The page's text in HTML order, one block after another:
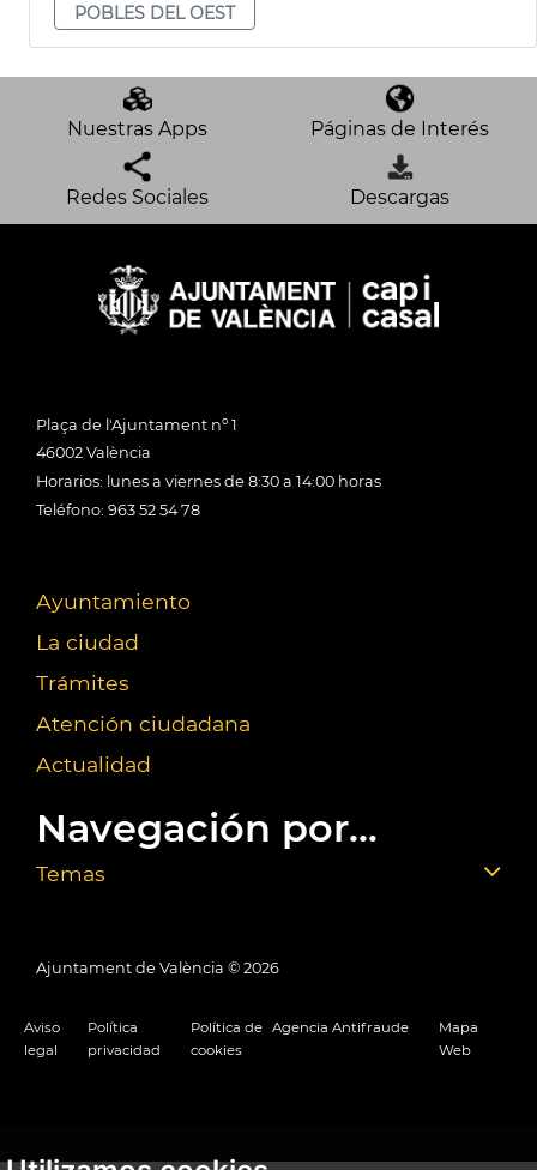
POBLES DEL OEST
Nuestras Apps Páginas de Interés
Redes Sociales Descargas
Plaça de l'Ajuntament nº 1
46002 València
Horarios: lunes a viernes de 8:30 a 14:00 horas
Teléfono: 963 52 54 78
Ayuntamiento
La ciudad
Trámites
Atención ciudadana
Actualidad
Navegación por...
Temas
Ajuntament de València © 2026
Aviso
legal
Política
privacidad
Política de
cookies
Agencia Antifraude
Mapa
Web